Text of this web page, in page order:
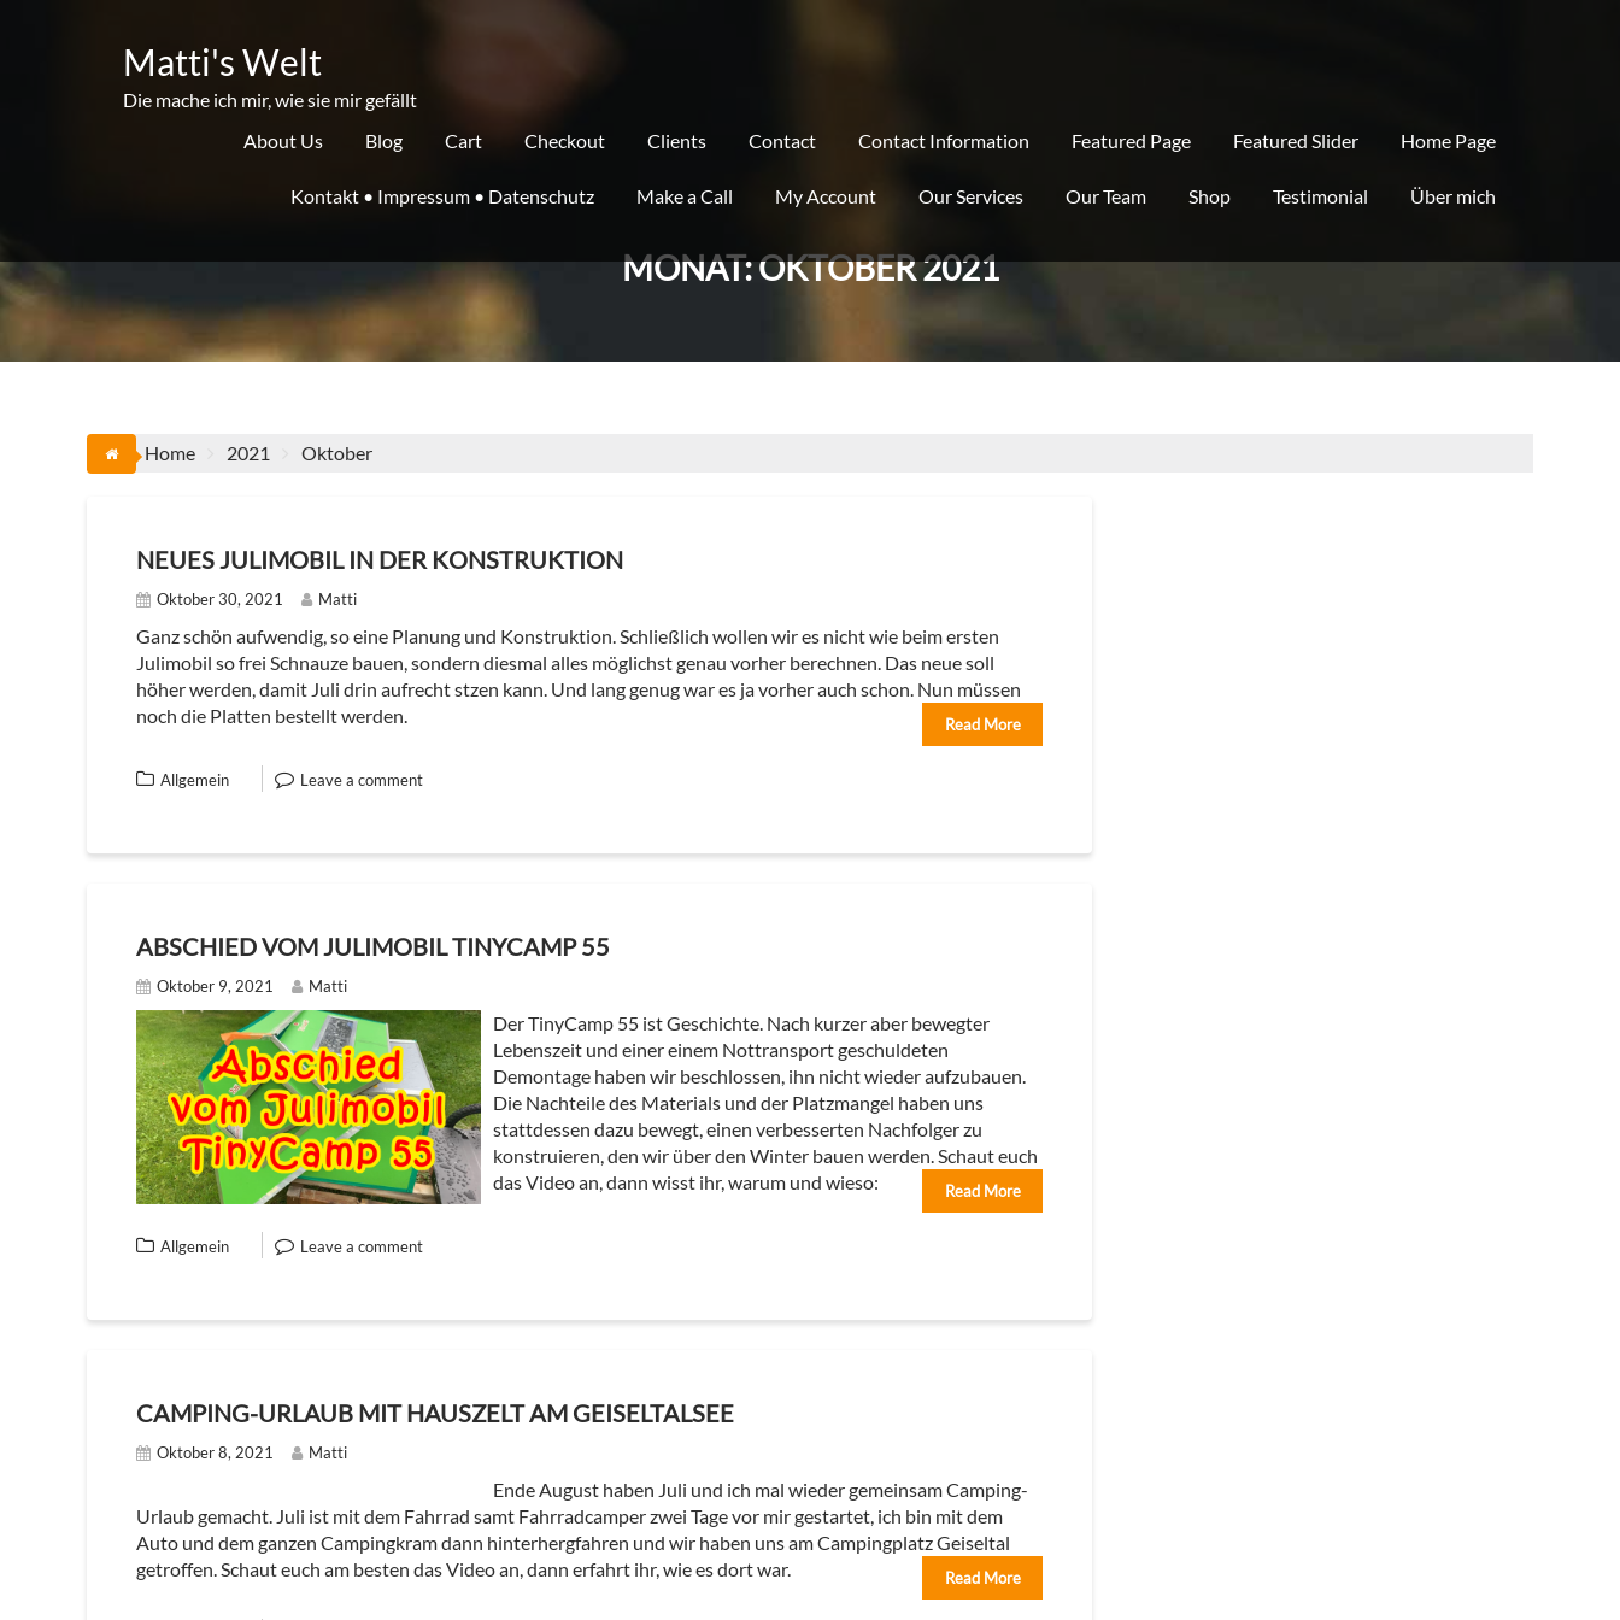
Matti's Welt
Die mache ich mir, wie sie mir gefällt
About Us
Blog Cart Checkout Clients Contact Contact Information Featured Page Featured Slider Home Page
Kontakt • Impressum • Datenschutz Make a Call My Account Our Services Our Team Shop Testimonial Über mich
MONAT:OKTOBER 2021
Home 2021 Oktober
NEUES JULIMOBIL IN DER KONSTRUKTION
Oktober 30, 2021 Matti
Ganz schön aufwendig, so eine Planung und Konstruktion. Schließlich wollen wir es nicht wie beim ersten
Julimobil so frei Schnauze bauen, sondern diesmal alles möglichst genau vorher berechnen. Das neue soll
höher werden, damit Juli drin aufrecht stzen kann. Und lang genug war es ja vorher auch schon. Nun müssen
noch die Platten bestellt werden.
Read More
Allgemein Leave a comment
ABSCHIED VOM JULIMOBIL TINYCAMP 55
Oktober 9, 2021 Matti
Der TinyCamp 55 ist Geschichte. Nach kurzer aber bewegter
Lebenszeit und einer einem Nottransport geschuldeten
Demontage haben wir beschlossen, ihn nicht wieder aufzubauen.
Die Nachteile des Materials und der Platzmangel haben uns
stattdessen dazu bewegt, einen verbesserten Nachfolger zu
konstruieren, den wir über den Winter bauen werden. Schaut euch
das Video an, dann wisst ihr, warum und wieso:
Read More
Allgemein Leave a comment
CAMPING-URLAUB MIT HAUSZELT AM GEISELTALSEE
Oktober 8, 2021 Matti
Ende August haben Juli und ich mal wieder gemeinsam Camping-
Urlaub gemacht. Juli ist mit dem Fahrrad samt Fahrradcamper zwei Tage vor mir gestartet, ich bin mit dem
Auto und dem ganzen Campingkram dann hinterhergfahren und wir haben uns am Campingplatz Geiseltal
getroffen. Schaut euch am besten das Video an, dann erfahrt ihr, wie es dort war.
Read More